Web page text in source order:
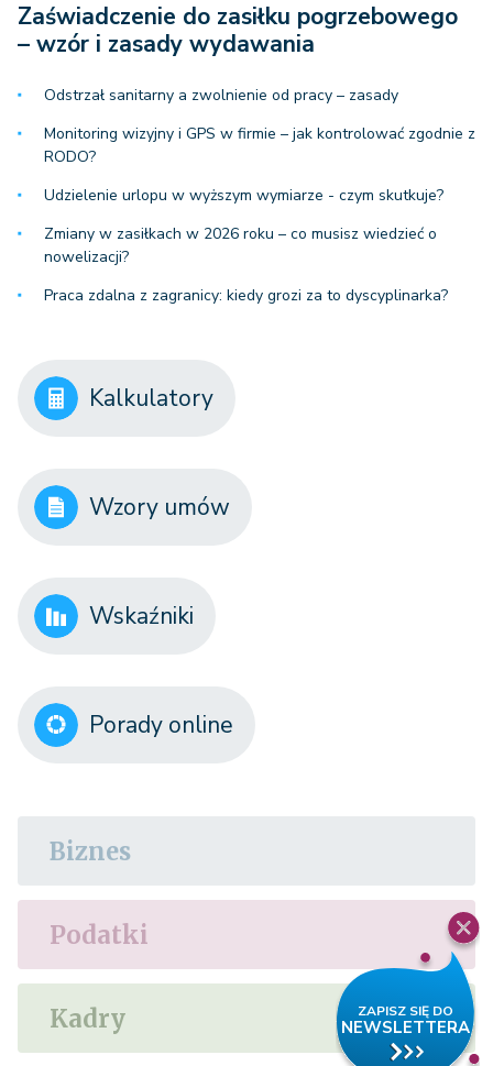
Zaświadczenie do zasiłku pogrzebowego
– wzór i zasady wydawania
Odstrzał sanitarny a zwolnienie od pracy – zasady
Monitoring wizyjny i GPS w firmie – jak kontrolować zgodnie z
RODO?
Udzielenie urlopu w wyższym wymiarze - czym skutkuje?
Zmiany w zasiłkach w 2026 roku – co musisz wiedzieć o
nowelizacji?
Praca zdalna z zagranicy: kiedy grozi za to dyscyplinarka?
Kalkulatory
Wzory umów
Wskaźniki
Porady online
Biznes
Podatki
Kadry